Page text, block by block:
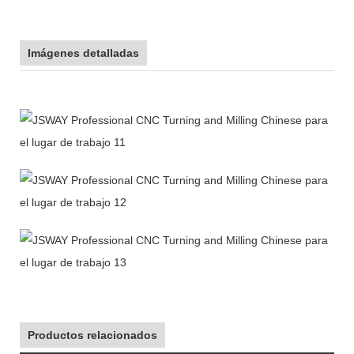
Imágenes detalladas
Productos relacionados